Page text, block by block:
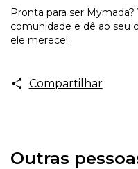
Pronta para ser
comunidade e dê ao seu
ele merece!
Compartilhar
Outras